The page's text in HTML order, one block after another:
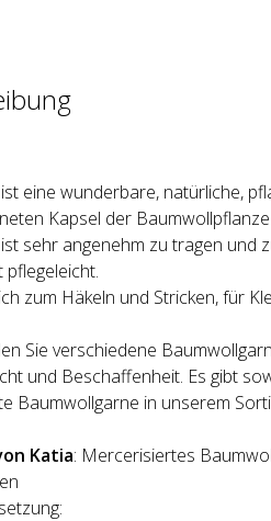
eine wunderbare, natürliche,
Kapsel der
sehr angenehm zu tragen und
pflegeleicht.
zum Häkeln und Stricken, für
Sie verschiedene
und Beschaffenheit. Es gibt
Baumwollgarne in unserem
Katia: Mercerisiertes